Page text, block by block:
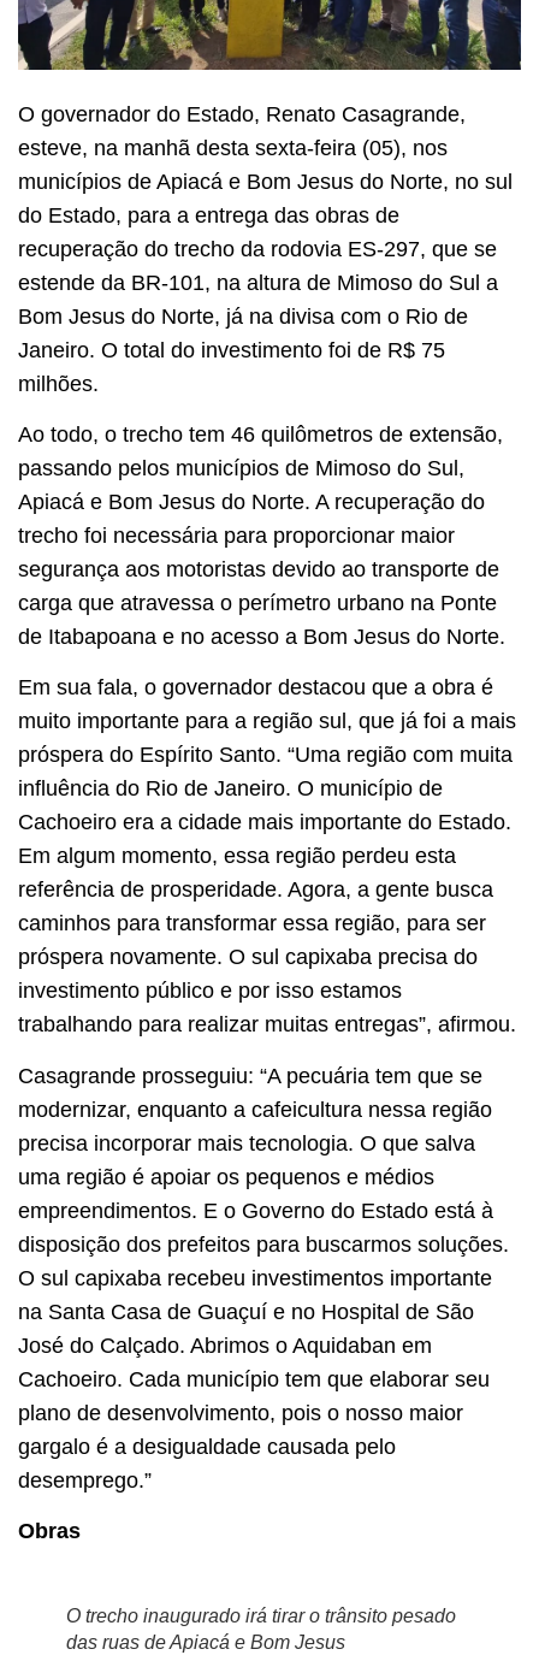
O governador do Estado, Renato Casagrande,
esteve, na manhã desta sexta-feira (05), nos
municípios de Apiacá e Bom Jesus do Norte, no sul
do Estado, para a entrega das obras de
recuperação do trecho da rodovia ES-297, que se
estende da BR-101, na altura de Mimoso do Sul a
Bom Jesus do Norte, já na divisa com o Rio de
Janeiro. O total do investimento foi de R$ 75
milhões.
Ao todo, o trecho tem 46 quilômetros de extensão,
passando pelos municípios de Mimoso do Sul,
Apiacá e Bom Jesus do Norte. A recuperação do
trecho foi necessária para proporcionar maior
segurança aos motoristas devido ao transporte de
carga que atravessa o perímetro urbano na Ponte
de Itabapoana e no acesso a Bom Jesus do Norte.
Em sua fala, o governador destacou que a obra é
muito importante para a região sul, que já foi a mais
próspera do Espírito Santo. “Uma região com muita
influência do Rio de Janeiro. O município de
Cachoeiro era a cidade mais importante do Estado.
Em algum momento, essa região perdeu esta
referência de prosperidade. Agora, a gente busca
caminhos para transformar essa região, para ser
próspera novamente. O sul capixaba precisa do
investimento público e por isso estamos
trabalhando para realizar muitas entregas”, afirmou.
Casagrande prosseguiu: “A pecuária tem que se
modernizar, enquanto a cafeicultura nessa região
precisa incorporar mais tecnologia. O que salva
uma região é apoiar os pequenos e médios
empreendimentos. E o Governo do Estado está à
disposição dos prefeitos para buscarmos soluções.
O sul capixaba recebeu investimentos importante
na Santa Casa de Guaçuí e no Hospital de São
José do Calçado. Abrimos o Aquidaban em
Cachoeiro. Cada município tem que elaborar seu
plano de desenvolvimento, pois o nosso maior
gargalo é a desigualdade causada pelo
desemprego.”
Obras
O trecho inaugurado irá tirar o trânsito pesado
das ruas de Apiacá e Bom Jesus